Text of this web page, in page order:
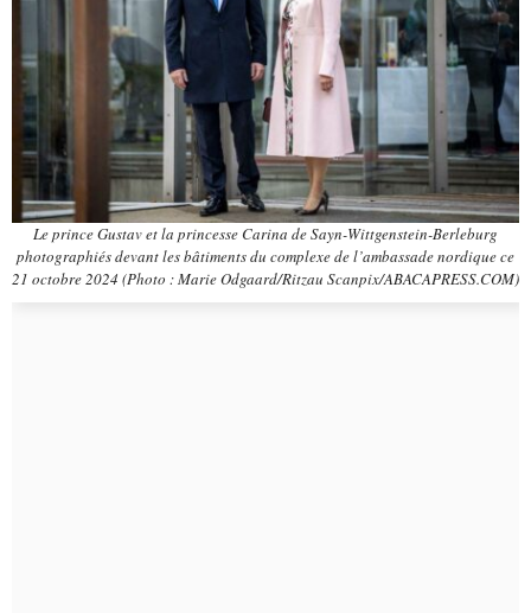
Le prince Gustav et la princesse Carina de Sayn-Wittgenstein-Berleburg
photographiés devant les bâtiments du complexe de l’ambassade nordique ce
21 octobre 2024 (Photo : Marie Odgaard/Ritzau Scanpix/ABACAPRESS.COM)